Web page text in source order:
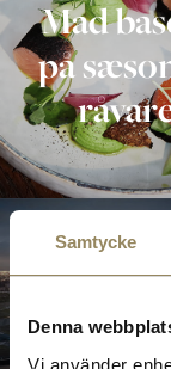
Samtycke
Denna
Vi använder
Mad
på
Det